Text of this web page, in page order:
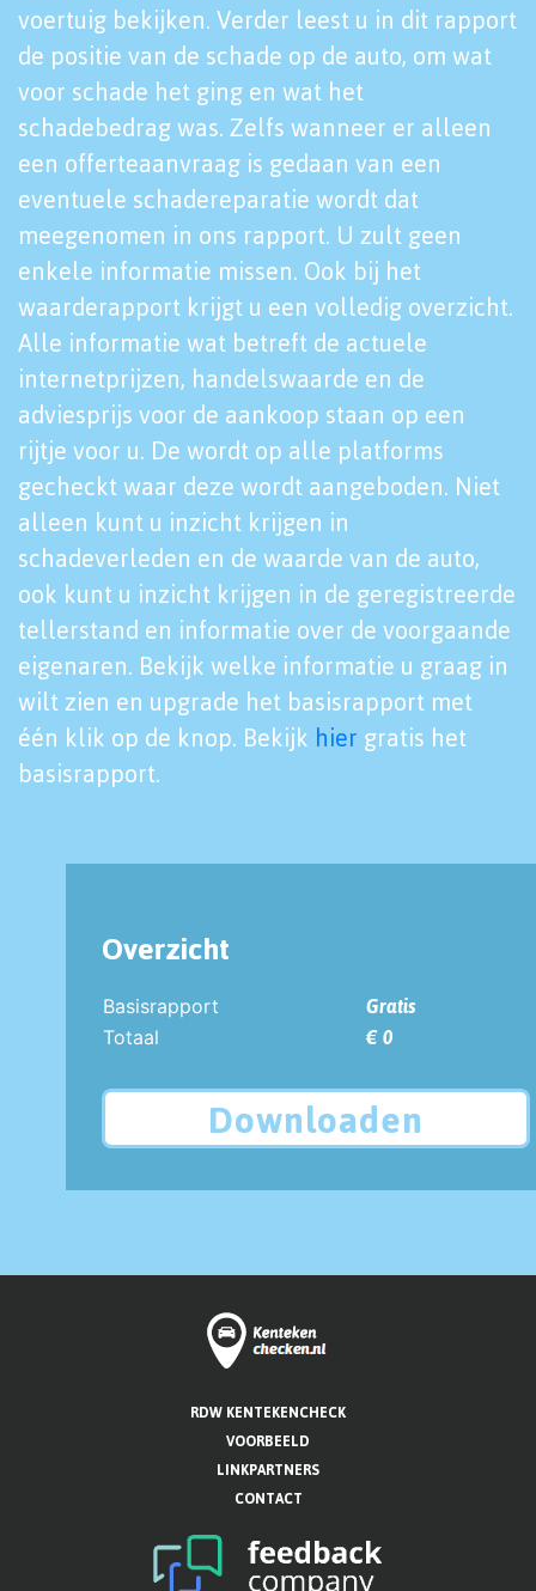
voertuig bekijken. Verder leest u in dit rapport
de positie van de schade op de auto, om wat
voor schade het ging en wat het
schadebedrag was. Zelfs wanneer er alleen
een offerteaanvraag is gedaan van een
eventuele schadereparatie wordt dat
meegenomen in ons rapport. U zult geen
enkele informatie missen. Ook bij het
waarderapport krijgt u een volledig overzicht.
Alle informatie wat betreft de actuele
internetprijzen, handelswaarde en de
adviesprijs voor de aankoop staan op een
rijtje voor u. De wordt op alle platforms
gecheckt waar deze wordt aangeboden. Niet
alleen kunt u inzicht krijgen in
schadeverleden en de waarde van de auto,
ook kunt u inzicht krijgen in de geregistreerde
tellerstand en informatie over de voorgaande
eigenaren. Bekijk welke informatie u graag in
wilt zien en upgrade het basisrapport met
één klik op de knop. Bekijk hier gratis het
basisrapport.
Overzicht
Basisrapport
Gratis
Totaal
€ 0
Downloaden
RDW KENTEKENCHECK
VOORBEELD
LINKPARTNERS
CONTACT